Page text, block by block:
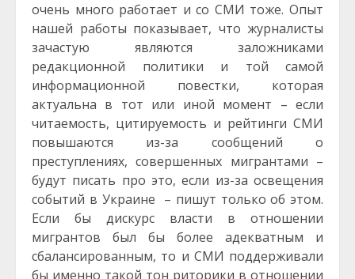
очень много работает и со СМИ тоже. Опыт
нашей работы показывает, что журналисты
зачастую являются заложниками
редакционной политики и той самой
информационной повестки, которая
актуальна в тот или иной момент – если
читаемость, цитируемость и рейтинги СМИ
повышаются из-за сообщений о
преступлениях, совершенных мигрантами –
будут писать про это, если из-за освещения
событий в Украине – пишут только об этом.
Если бы дискурс власти в отношении
мигрантов был бы более адекватным и
сбалансированным, то и СМИ поддерживали
бы именно такой тон риторики в отношении